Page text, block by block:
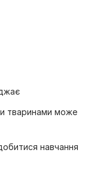
тваринами може
навчання